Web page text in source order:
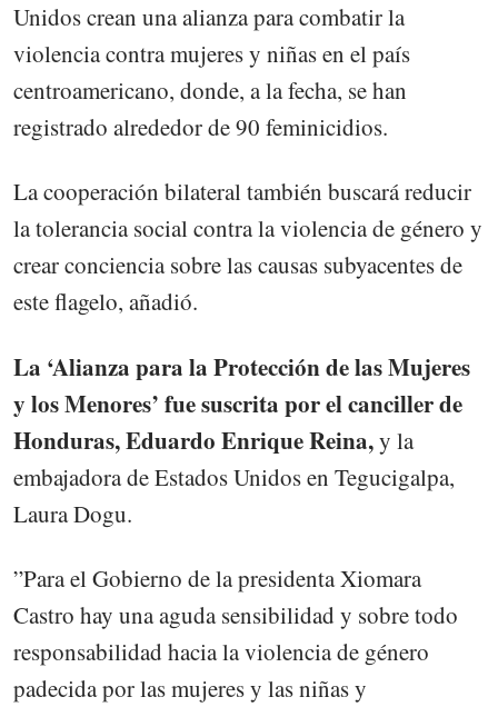
Unidos crean una alianza para combatir la
violencia contra mujeres y niñas en el país
centroamericano, donde, a la fecha, se han
registrado alrededor de 90 feminicidios.
La cooperación bilateral también buscará reducir
la tolerancia social contra la violencia de género y
crear conciencia sobre las causas subyacentes de
este flagelo, añadió.
La ‘Alianza para la Protección de las Mujeres
y los Menores’ fue suscrita por el canciller de
Honduras, Eduardo Enrique Reina,y la
embajadora de Estados Unidos en Tegucigalpa,
Laura Dogu.
”Para el Gobierno de la presidenta Xiomara
Castro hay una aguda sensibilidad y sobre todo
responsabilidad hacia la violencia de género
padecida por las mujeres y las niñas y